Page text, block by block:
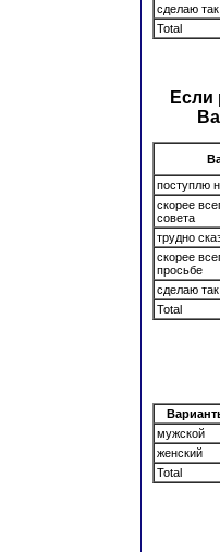
сделаю
Total
Если
поступлю
скорее
совета
трудно
скорее
просьбе
сделаю
Total
мужской
женский
Total